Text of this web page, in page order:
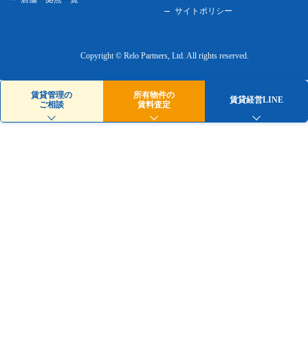
サイトポリシー
Copyright © Relo Partners, Ltd. All rights reserved.
賃貸管理の
ご相談
所有物件の
賃料査定
賃貸経営LINE